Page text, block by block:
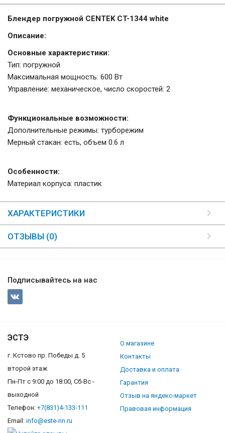
Блендер погружной CENTEK CT-1344 white
Описание:
Основные характеристики:
Тип: погружной
Максимальная мощность: 600 Вт
Управление: механическое, число скоростей: 2
Функциональные возможности:
Дополнительные режимы: турборежим
Мерный стакан: есть, объем 0.6 л
Особенности:
Материал корпуса: пластик
ХАРАКТЕРИСТИКИ
ОТЗЫВЫ (0)
Подписывайтесь на нас
ЭСТЭ
г. Кстово пр. Победы д. 5
второй этаж
Пн-Пт с 9:00 до 18:00, Сб-Вс -
выходной
Телефон: +7(831)4-133-111
Email: info@este-nn.ru
О магазине
Контакты
Доставка и оплата
Гарантия
Отзыв на яндекс-маркет
Правовая информация